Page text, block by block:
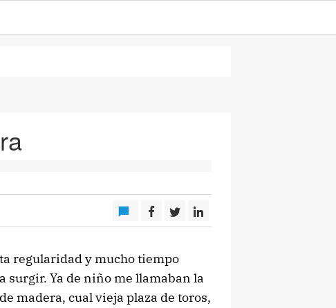
regularidad y mucho tiempo
surgir. Ya de niño me llamaban la
madera, cual vieja plaza de toros,